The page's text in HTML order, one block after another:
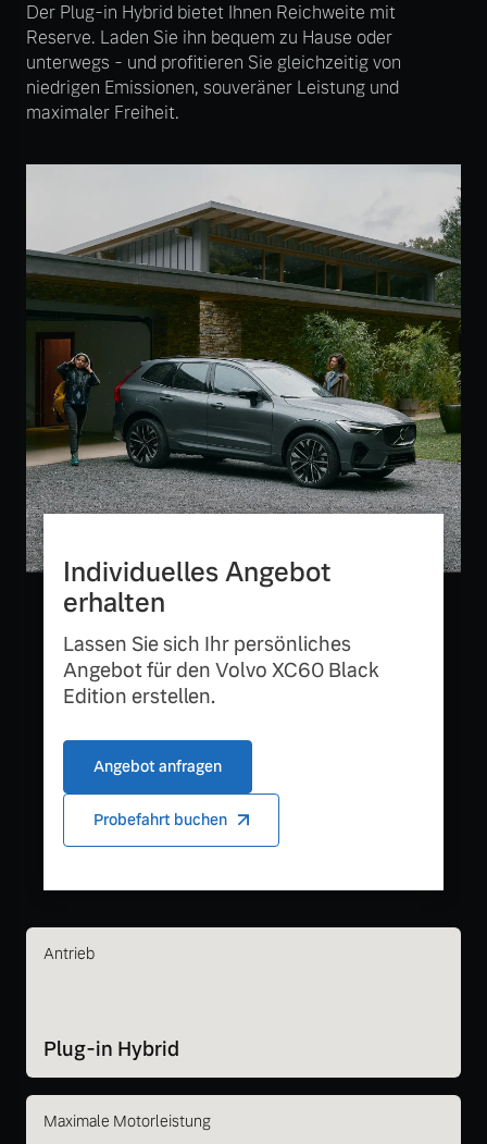
Mehr erfahren
Mehr erfahren
Mehr erfahren
Der Plug-in Hybrid bietet Ihnen Reichweite mit
Reserve. Laden Sie ihn bequem zu Hause oder
unterwegs - und profitieren Sie gleichzeitig von
niedrigen Emissionen, souveräner Leistung und
maximaler Freiheit.
Individuelles Angebot
erhalten
Lassen Sie sich Ihr persönliches
Angebot für den Volvo XC60 Black
Edition erstellen.
Angebot anfragen
Probefahrt buchen
Antrieb
Plug-in Hybrid
Maximale Motorleistung